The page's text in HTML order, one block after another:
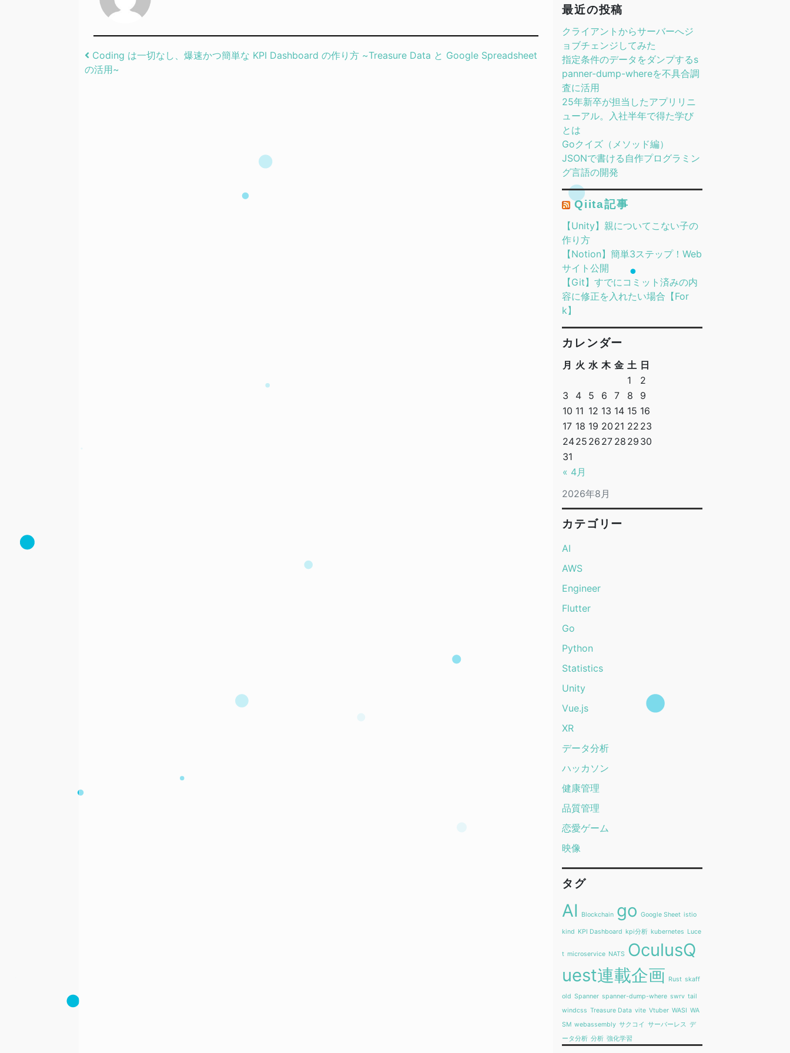
Post navigation
Coding は一切なし、爆速かつ簡単な KPI Dashboard の作り方 ~Treasure Data と Google Spreadsheet
の活用~
最近の投稿
クライアントからサーバーへジ
ョブチェンジしてみた
指定条件のデータをダンプするs
panner-dump-whereを不具合調
査に活用
25年新卒が担当したアプリリニ
ューアル。入社半年で得た学び
とは
Goクイズ（メソッド編）
JSONで書ける自作プログラミン
グ言語の開発
Qiita記事
【Unity】親についてこない子の
作り方
【Notion】簡単3ステップ！Web
サイト公開
【Git】すでにコミット済みの内
容に修正を入れたい場合【For
k】
カレンダー
2026年8月
月 火 水 木 金 土 日
« 4月
1
2
3
4 5 6 7 8
9
10 11 12 13 14 15 16
17 18 19 20 21 22 23
2425 26 27 28 29 30
31
カテゴリー
AI
AWS
Engineer
Flutter
Go
Python
Statistics
Unity
Vue.js
XR
データ分析
ハッカソン
健康管理
品質管理
恋愛ゲーム
映像
タグ
AI Blockchain go Google Sheet istio
kind KPI Dashboard kpi分析 kubernetes Luce
t microservice NATS OculusQ
uest連載企画 Rust skaff
old Spanner spanner-dump-where swrv tail
windcss Treasure Data vite Vtuber WASI WA
SM webassembly サクコイ サーバーレス デ
ータ分析 分析 強化学習